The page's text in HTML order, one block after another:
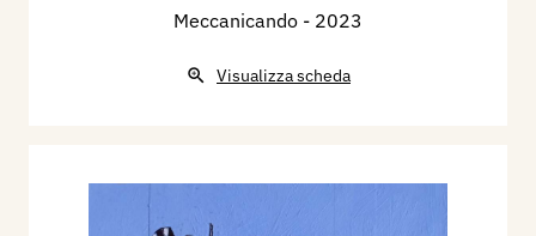
Meccanicando - 2023
Visualizza scheda